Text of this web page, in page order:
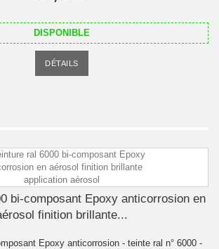
DISPONIBLE
DÉTAILS
bi-composant Epoxy anticorrosion en
finition brillante...
Epoxy anticorrosion - teinte ral n° 6000 -